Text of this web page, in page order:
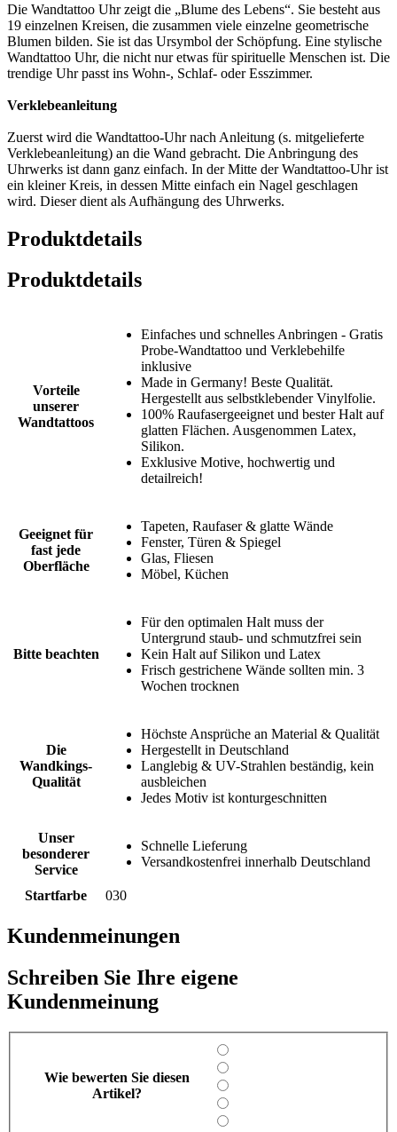
Die Wandtattoo Uhr zeigt die „Blume des Lebens“. Sie besteht aus
19 einzelnen Kreisen, die zusammen viele einzelne geometrische
Blumen bilden. Sie ist das Ursymbol der Schöpfung. Eine stylische
Wandtattoo Uhr, die nicht nur etwas für spirituelle Menschen ist. Die
trendige Uhr passt ins Wohn-, Schlaf- oder Esszimmer.
Verklebeanleitung
Zuerst wird die Wandtattoo-Uhr nach Anleitung (s. mitgelieferte
Verklebeanleitung) an die Wand gebracht. Die Anbringung des
Uhrwerks ist dann ganz einfach. In der Mitte der Wandtattoo-Uhr ist
ein kleiner Kreis, in dessen Mitte einfach ein Nagel geschlagen
wird. Dieser dient als Aufhängung des Uhrwerks.
Produktdetails
Produktdetails
Vorteile
unserer
Wandtattoos
Einfaches und schnelles Anbringen - Gratis
Probe-Wandtattoo und Verklebehilfe
inklusive
Made in Germany! Beste Qualität.
Hergestellt aus selbstklebender Vinylfolie.
100% Raufasergeeignet und bester Halt auf
glatten Flächen. Ausgenommen Latex,
Silikon.
Exklusive Motive, hochwertig und
detailreich!
Geeignet für
fast jede
Oberfläche
Tapeten, Raufaser & glatte Wände
Fenster, Türen & Spiegel
Glas, Fliesen
Möbel, Küchen
Bitte beachten
Für den optimalen Halt muss der
Untergrund staub- und schmutzfrei sein
Kein Halt auf Silikon und Latex
Frisch gestrichene Wände sollten min. 3
Wochen trocknen
Die
Wandkings-
Qualität
Höchste Ansprüche an Material & Qualität
Hergestellt in Deutschland
Langlebig & UV-Strahlen beständig, kein
ausbleichen
Jedes Motiv ist konturgeschnitten
Unser
besonderer
Service
Schnelle Lieferung
Versandkostenfrei innerhalb Deutschland
Startfarbe 030
Kundenmeinungen
Schreiben Sie Ihre eigene
Kundenmeinung
Wie bewerten Sie diesen
Artikel?